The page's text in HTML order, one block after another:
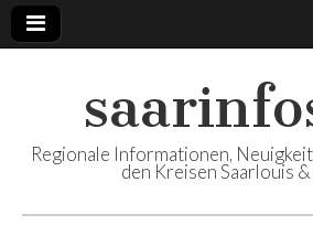
Regionale Informationen,
den Kreisen Saarlouis